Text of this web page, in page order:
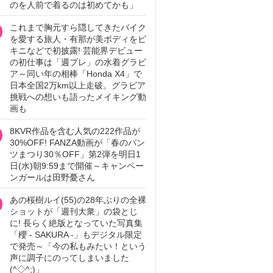
のを人前で着るのは初めてかも」
これまで胸元すら隠してきたバイク
を愛する旅人・有那が美ボディをビ
キニなどで初披露! 芸能界デビュー
の初仕事は「週プレ」の水着グラビ
ア～同い年の相棒「Honda X4」で
日本全国2万km以上走破。グラビア
挑戦への想いも語ったメイキング動
画も
8KVR作品を含む人気の222作品が
30%OFF! FANZA動画が「春のパン
ツまつり30％OFF」第2弾を明日1
日(水)朝9:59まで開催～キャンペー
ンガールは田野憂さん
あの桜樹ルイ(55)の28年ぶりの全裸
ショットが「週刊大衆」の袋とじ
に! 長らく絶版となっていた写真集
「櫻 - SAKURA -」もデジタル限定
で発売～「今の私もみたい！という
声に調子にのってしまいました
(^◇^;)」